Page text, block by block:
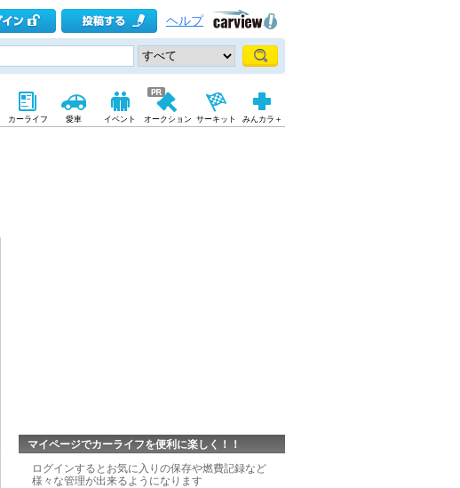
ヘルプ
カーライフ 愛車 イベント オークション サーキット みんカラ＋
マイページでカーライフを便利に楽しく！！
ログインするとお気に入りの保存や燃費記録など
様々な管理が出来るようになります